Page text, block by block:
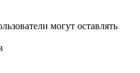
могут оставлять